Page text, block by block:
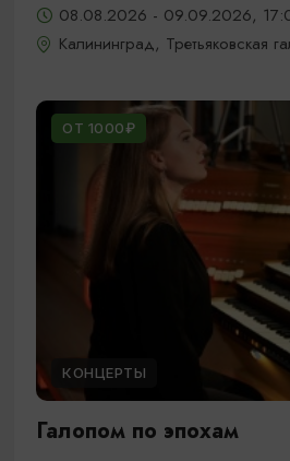
08.08.2026 - 09.09.2026,
Калининград, Третьяковская
ОТ 1000₽
КОНЦЕРТЫ
Галопом по эпохам